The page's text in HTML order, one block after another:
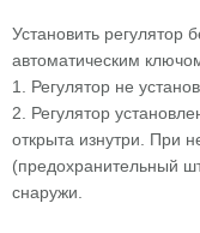
Установить регулятор
автоматическим
1. Регулятор не
2. Регулятор
открыта изнутри. При
(предохранительный
снаружи.